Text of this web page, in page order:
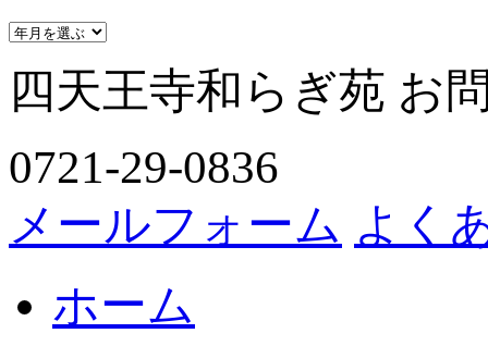
四天王寺和らぎ苑 お
0721-29-0836
メールフォーム よく
ホーム